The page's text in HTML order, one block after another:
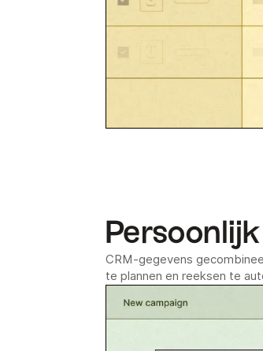
CRM-gegevens
te plannen en reeksen te